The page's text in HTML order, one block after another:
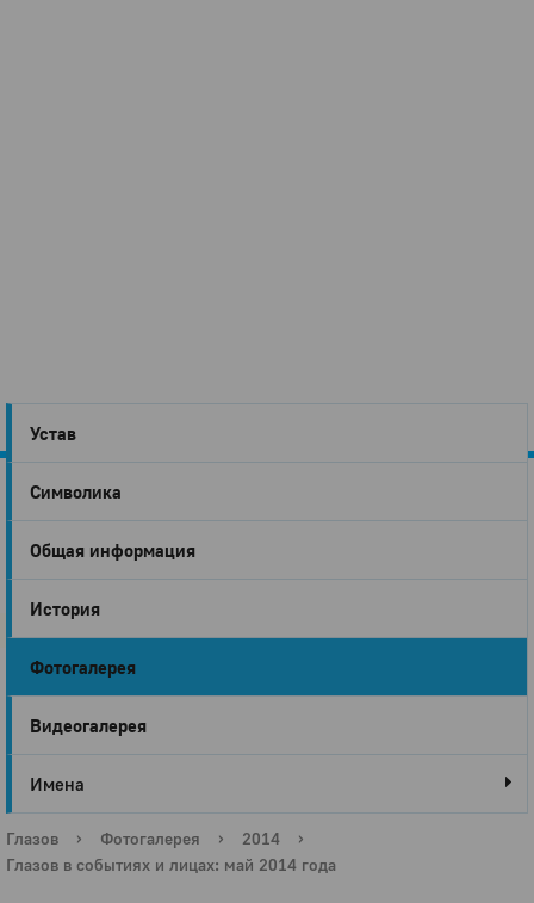
Город
Глазов
Устав
Символика
Общая информация
История
Фотогалерея
Видеогалерея
Имена
Глазов › Фотогалерея › 2014
›
Глазов в событиях и лицах: май 2014 года